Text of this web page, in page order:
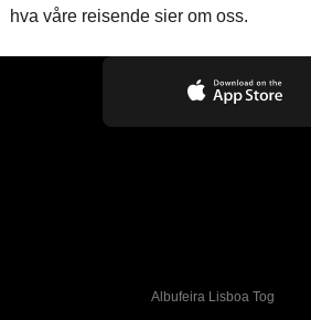
hva våre reisende sier om oss.
Albufeira Lisboa Tog